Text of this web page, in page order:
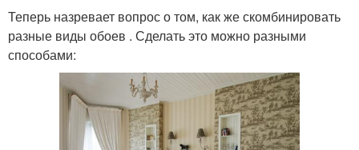
Теперь назревает вопрос о том, как же скомбинировать
разные виды обоев . Сделать это можно разными
способами: